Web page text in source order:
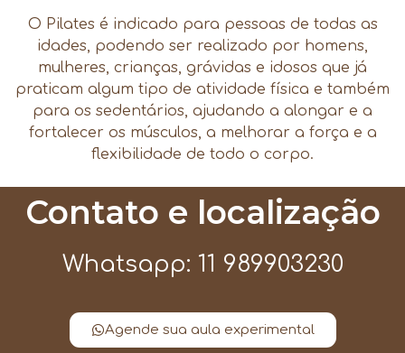
O Pilates é indicado para pessoas de todas as
idades, podendo ser realizado por homens,
mulheres, crianças, grávidas e idosos que já
praticam algum tipo de atividade física e também
para os sedentários, ajudando a alongar e a
fortalecer os músculos, a melhorar a força e a
flexibilidade de todo o corpo.
Contato e localização
Whatsapp: 11 989903230
Agende sua aula experimental